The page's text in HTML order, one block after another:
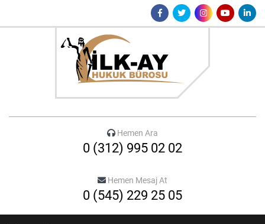
Hemen Ara
0 (312) 995 02 02
Hemen Mesaj At
0 (545) 229 25 05